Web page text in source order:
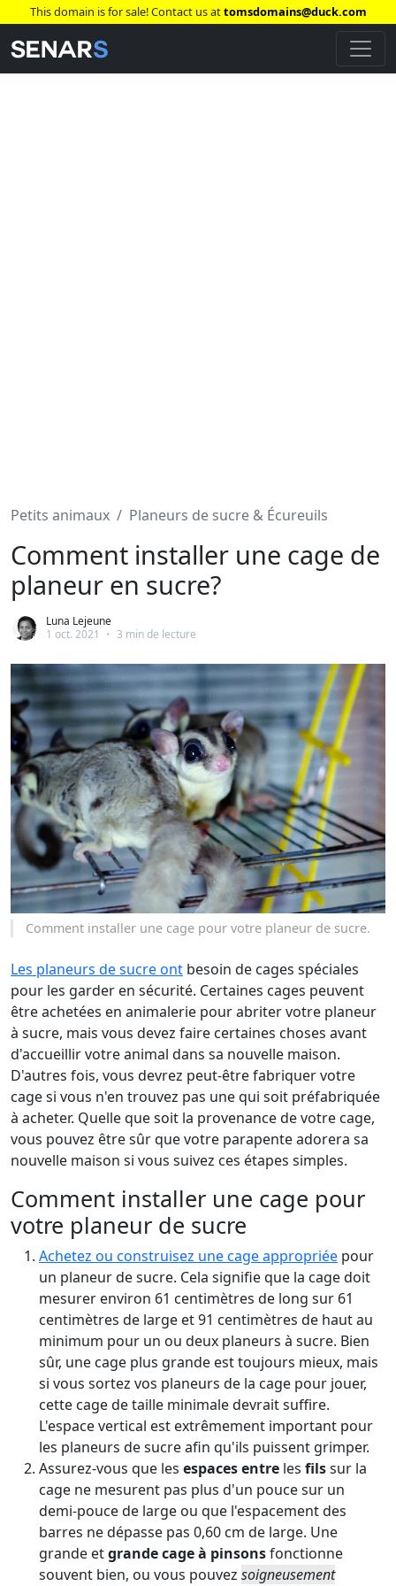
This domain is for sale! Contact us attomsdomains@duck.com
Petits animaux Planeurs de sucre & Écureuils
Comment installer une cage de
planeur en sucre?
Luna Lejeune
1 oct. 2021
• 3 min de lecture
Comment installer une cage pour votre planeur de sucre.
Les planeurs de sucre ont besoin de cages spéciales
pour les garder en sécurité. Certaines cages peuvent
être achetées en animalerie pour abriter votre planeur
à sucre, mais vous devez faire certaines choses avant
d'accueillir votre animal dans sa nouvelle maison.
D'autres fois, vous devrez peut-être fabriquer votre
cage si vous n'en trouvez pas une qui soit préfabriquée
à acheter. Quelle que soit la provenance de votre cage,
vous pouvez être sûr que votre parapente adorera sa
nouvelle maison si vous suivez ces étapes simples.
Comment installer une cage pour
votre planeur de sucre
Achetez ou construisez une cage appropriée pour
un planeur de sucre. Cela signifie que la cage doit
mesurer environ 61 centimètres de long sur 61
centimètres de large et 91 centimètres de haut au
minimum pour un ou deux planeurs à sucre. Bien
sûr, une cage plus grande est toujours mieux, mais
si vous sortez vos planeurs de la cage pour jouer,
cette cage de taille minimale devrait suffire.
L'espace vertical est extrêmement important pour
les planeurs de sucre afin qu'ils puissent grimper.
Assurez-vous que les espaces entre les filssur la
cage ne mesurent pas plus d'un pouce sur un
demi-pouce de large ou que l'espacement des
barres ne dépasse pas 0,60 cm de large. Une
grande etgrande cage à pinsonsfonctionne
souvent bien, ou vous pouvez soigneusement